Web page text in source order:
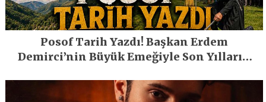
Posof Tarih Yazdı! Başkan Erdem
Demirci’nin Büyük Emeğiyle Son Yılların